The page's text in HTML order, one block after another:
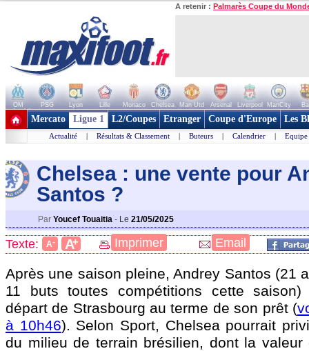
A retenir : Palmarès Coupe du
OM PSG Lyon Lille Monaco Chelsea Man Utd Arsenal Liverpool ManCity
+ de clubs
Mercato Ligue 1 L2/Coupes Etranger Coupe d'Europe Les
Actualité | Résultats & Classement | Buteurs | Calendrier | Equipe
Chelsea : une vente pour
Santos ?
Par Youcef Touaitia - Le 21/05/2025
Texte: A- A+ Imprimer Email
Après une saison pleine, Andrey Santos (21
11 buts toutes compétitions cette
départ de Strasbourg au terme de son prêt (
à 10h46). Selon Sport, Chelsea pourrait
du milieu de terrain brésilien, dont la